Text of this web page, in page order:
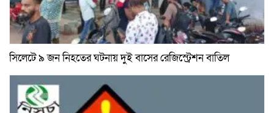
সিলেটে ৯ জন নিহতের ঘটনায় দুই বাসের রেজিস্ট্রেশন বাতিল